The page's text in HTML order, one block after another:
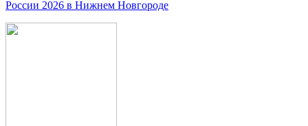
России 2026 в Нижнем Новгороде